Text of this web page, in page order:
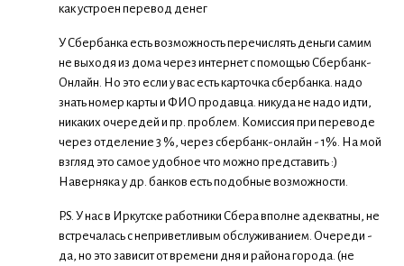
как устроен перевод денег
У Сбербанка есть возможность перечислять деньги самим
не выходя из дома через интернет с помощью Сбербанк-
Онлайн. Но это если у вас есть карточка сбербанка. надо
знать номер карты и ФИО продавца. никуда не надо идти,
никаких очередей и пр. проблем. Комиссия при переводе
через отделение 3 %, через сбербанк-онлайн - 1%. На мой
взгляд это самое удобное что можно представить :)
Наверняка у др. банков есть подобные возможности.
P.S. У нас в Иркутске работники Сбера вполне адекватны, не
встречалась с неприветливым обслуживанием. Очереди -
да, но это зависит от времени дня и района города. (не